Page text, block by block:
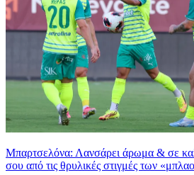
Μπαρτσελόνα: Λανσάρει άρωμα & σε
σου από τις θρυλικές στιγμές των